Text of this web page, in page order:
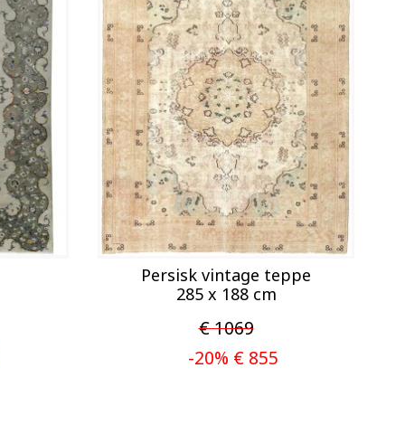
Persisk vintage teppe
285 x 188 cm
€ 1069
-20% € 855